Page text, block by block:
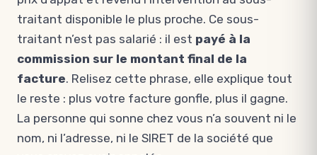
traitant disponible le plus proche. Ce sous-
traitant n’est pas salarié : il est payé à la
commission sur le montant final de la
facture. Relisez cette phrase, elle explique tout
le reste : plus votre facture gonfle, plus il gagne.
La personne qui sonne chez vous n’a souvent ni le
nom, ni l’adresse, ni le SIRET de la société que